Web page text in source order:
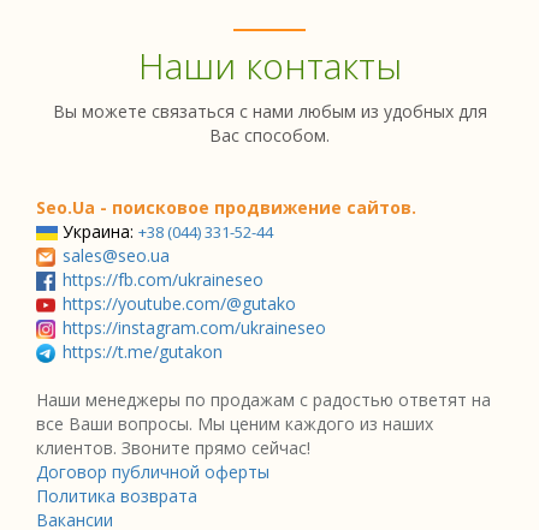
Наши контакты
Вы можете связаться с нами любым из удобных для
Вас способом.
Seo.Ua - поисковое продвижение сайтов.
Украина: +38 (044) 331-52-44
sales@seo.ua
https://fb.com/ukraineseo
https://youtube.com/@gutako
https://instagram.com/ukraineseo
https://t.me/gutakon
Наши менеджеры по продажам с радостью ответят на
все Ваши вопросы. Мы ценим каждого из наших
клиентов. Звоните прямо сейчас!
Договор публичной оферты
Политика возврата
Вакансии